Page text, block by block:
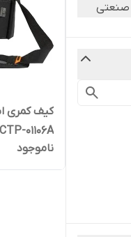
صنعتی
CTP-01106A
ناموجود